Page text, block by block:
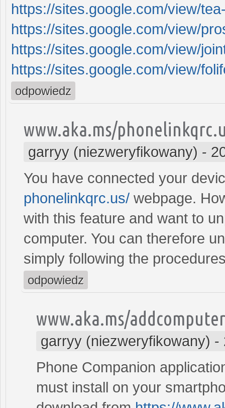
https://sites.google.com/view/
https://sites.google.com/view/
https://sites.google.com/view/
https://sites.google.com/view/
odpowiedz
www.aka.ms/
garryy (niezweryfikowany) -
You have connected your
phonelinkqrc.us/ webpage.
with this feature and want to
computer. You can therefore
simply following the
odpowiedz
www.aka.ms/addcomputer
garryy (niezweryfikowany) -
Phone Companion
must install on your